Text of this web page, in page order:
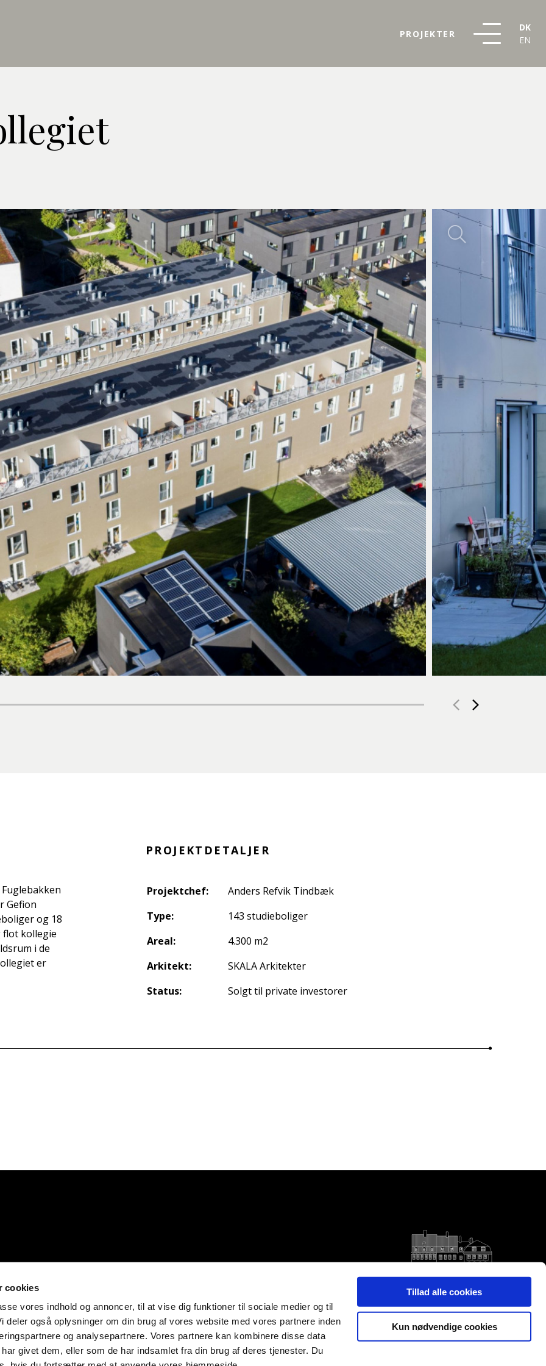
cookies
vores indhold og annoncer, til at vise dig funktioner til sociale medier og til
deler også oplysninger om din brug af vores website med vores partnere inden
og analysepartnere. Vores partnere kan kombinere disse data
givet dem, eller som de har indsamlet fra din brug af deres tjenester. Du
Tillad alle cookies
Kun nødvendige cookies
PROJEKTER
DK
EN
Gefion
og 18
flot kollegie
i de
er
PROJEKTDETALJER
Projektchef:
Anders Refvik Tindbæk
Type:
143 studieboliger
Areal:
4.300 m2
Arkitekt:
SKALA Arkitekter
Status:
Solgt til private investorer